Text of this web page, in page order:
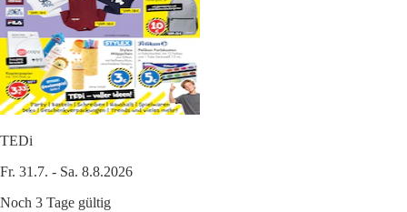
TEDi
Fr. 31.7. - Sa. 8.8.2026
Noch 3 Tage gültig